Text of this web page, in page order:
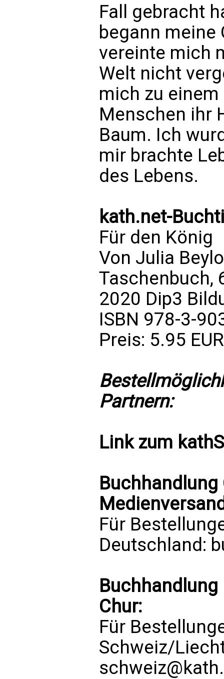
Fall gebracht
begann meine
vereinte mich
Welt nicht
mich zu einem
Menschen ihr
Baum. Ich
mir brachte
des Lebens.
kath.net-
Für den König
Von Julia
Taschenbuch,
2020 Dip3
ISBN 978-3-
Preis: 5.95 EUR
Partnern:
Link zum
Für
Deutschland:
Buchhandlung
Chur:
Für
Schweiz/